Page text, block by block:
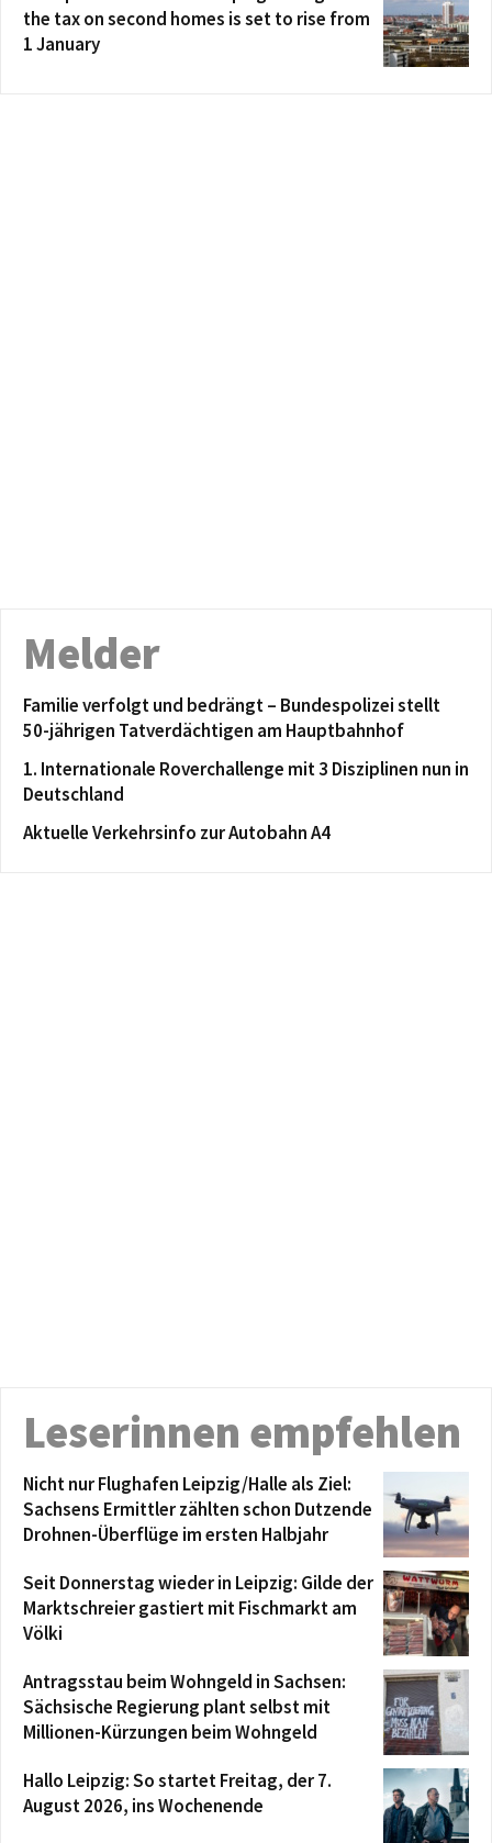
the tax on second homes is set to rise from
1 January
Melder
Familie verfolgt und bedrängt – Bundespolizei stellt
50-jährigen Tatverdächtigen am Hauptbahnhof
1. Internationale Roverchallenge mit 3 Disziplinen nun in
Deutschland
Aktuelle Verkehrsinfo zur Autobahn A4
Leserinnen empfehlen
Nicht nur Flughafen Leipzig/Halle als Ziel:
Sachsens Ermittler zählten schon Dutzende
Drohnen-Überflüge im ersten Halbjahr
Seit Donnerstag wieder in Leipzig: Gilde der
Marktschreier gastiert mit Fischmarkt am
Völki
Antragsstau beim Wohngeld in Sachsen:
Sächsische Regierung plant selbst mit
Millionen-Kürzungen beim Wohngeld
Hallo Leipzig: So startet Freitag, der 7.
August 2026, ins Wochenende